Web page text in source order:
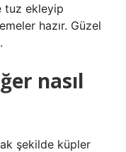
tuz ekleyip
hazır. Güzel
nasıl
şekilde küpler